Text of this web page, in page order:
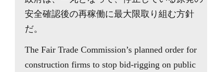
安全確認後の再稼働に最大限取り組む方針
だ。
The Fair Trade Commission’s planned order for
construction firms to stop bid-rigging on public